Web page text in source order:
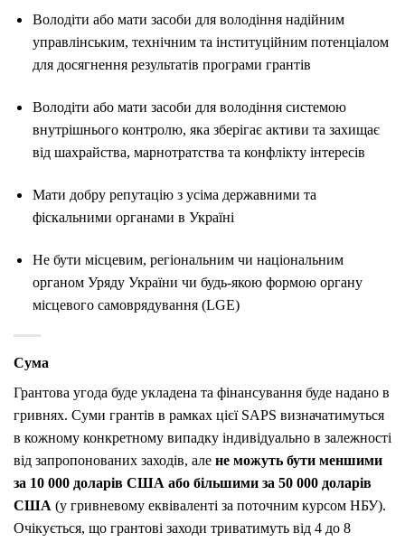
Володіти або мати засоби для володіння надійним
управлінським, технічним та інституційним потенціалом
для досягнення результатів програми грантів
Володіти або мати засоби для володіння системою
внутрішнього контролю, яка зберігає активи та захищає
від шахрайства, марнотратства та конфлікту інтересів
Мати добру репутацію з усіма державними та
фіскальними органами в Україні
Не бути місцевим, регіональним чи національним
органом Уряду України чи будь-якою формою органу
місцевого самоврядування (LGE)
Сума
Грантова угода буде укладена та фінансування буде надано в
гривнях. Суми грантів в рамках цієї SAPS визначатимуться
в кожному конкретному випадку індивідуально в залежності
від запропонованих заходів, але не можуть бути меншими
за 10 000 доларів США або більшими за 50 000 доларів
США (у гривневому еквіваленті за поточним курсом НБУ).
Очікується, що грантові заходи триватимуть від 4 до 8